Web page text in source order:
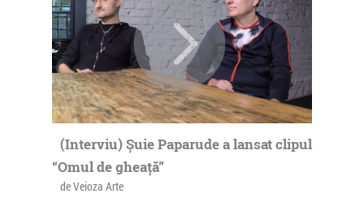
(Interviu) Șuie Paparude a lansat clipul
“Omul de gheață”
de Veioza Arte